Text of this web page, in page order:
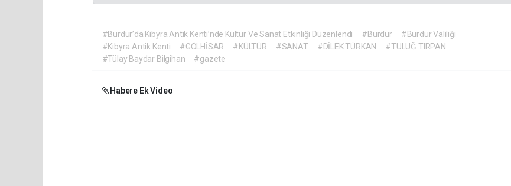
#Burdur’da Kibyra Antik Kenti’nde Kültür Ve Sanat Etkinliği Düzenlendi #Burdur
#Burdur Valiliği
#Kibyra Antik Kenti
#GÖLHİSAR #KÜLTÜR #SANAT #DİLEK TÜRKAN
#TULUĞ TIRPAN
#Tülay Baydar Bilgihan
#gazete
Habere Ek Video